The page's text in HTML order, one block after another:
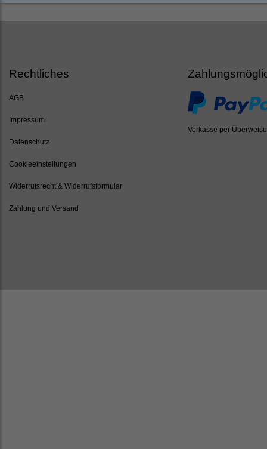
Rechtliches
AGB
Impressum
Datenschutz
Cookieeinstellungen
Widerrufsrecht & Widerrufsformular
Zahlung und Versand
Vorkasse per